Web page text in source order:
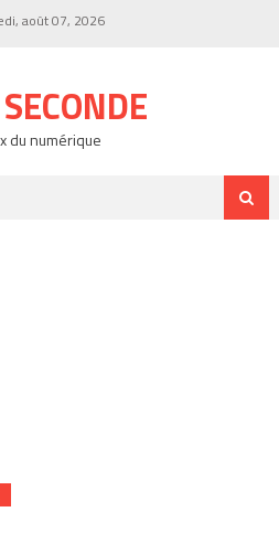
août 07, 2026
du numérique